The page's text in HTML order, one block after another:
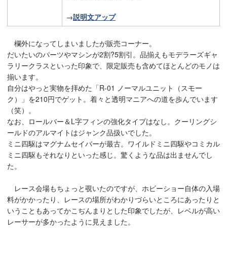
→説明文アップ
欄外になってしまいましたが販売コーナー。
だいたいのパーツやマシンが2割?5割引。品揃えもモデラーズギャ
ラリークラスといった印象で、限定販売も含めてほとんどのモノは
揃います。
自分はやっと実物を拝めた「R-01 ノーマルユニット（スモー
ク）」を210円でゲット。着々と透明マニアへの道を歩んでいます
（笑）。
なお、ロールバー＆L字フィンの強化タイプはなし。クーリングシ
ールドのアルマイトはジャンク品扱いでした。
ミニ四駆はマグナムセイバーが最古。ワイルドミニ四駆やコミカル
ミニ四駆もそれなりといった感じ。驚くような品は出ませんでし
た。
レース会場もちょっと覗いたのですが、ホビーショー自体の入場
料がかかったり、レースの場所がわかりづらいところにあったりと
いうこともあってかこぢんまりとした印象でしたが、レベルが高い
レーサーが多かったように見えました。